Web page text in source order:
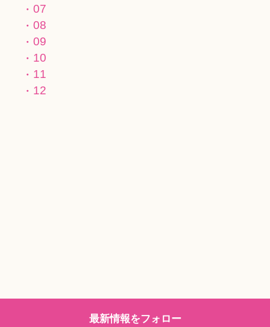
07
08
09
10
11
12
最新情報をフォロー